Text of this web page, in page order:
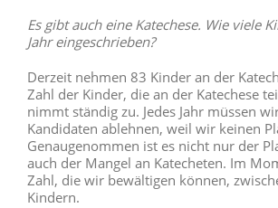
Es gibt auch eine Katechese. Wie viele
Jahr eingeschrieben?
Derzeit nehmen 83 Kinder an der
Zahl der Kinder, die an der Katechese
nimmt ständig zu. Jedes Jahr müssen
Kandidaten ablehnen, weil wir keinen
Genaugenommen ist es nicht nur der
auch der Mangel an Katecheten. Im
Zahl, die wir bewältigen können,
Kindern.